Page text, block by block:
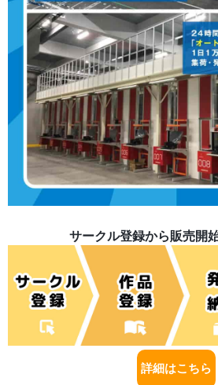
サークル登録から販売開
詳細はこちら